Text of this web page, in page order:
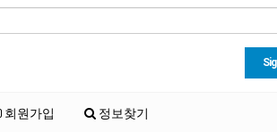
회원가입 정보찾기